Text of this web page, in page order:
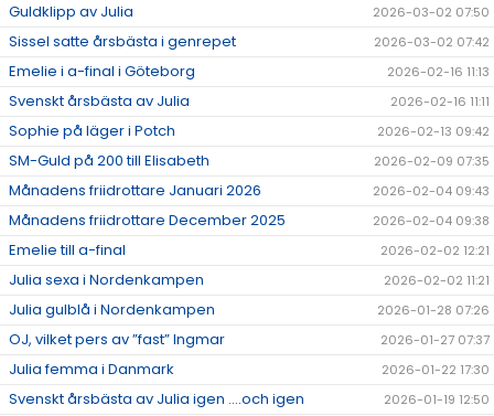
Guldklipp av Julia 2026-03-02 07:50
Sissel satte årsbästa i genrepet 2026-03-02 07:42
Emelie i a-final i Göteborg 2026-02-16 11:13
Svenskt årsbästa av Julia 2026-02-16 11:11
Sophie på läger i Potch 2026-02-13 09:42
SM-Guld på 200 till Elisabeth 2026-02-09 07:35
Månadens friidrottare Januari 2026 2026-02-04 09:43
Månadens friidrottare December 2025 2026-02-04 09:38
Emelie till a-final 2026-02-02 12:21
Julia sexa i Nordenkampen 2026-02-02 11:21
Julia gulblå i Nordenkampen 2026-01-28 07:26
OJ, vilket pers av ”fast” Ingmar 2026-01-27 07:37
Julia femma i Danmark 2026-01-22 17:30
Svenskt årsbästa av Julia igen ….och igen 2026-01-19 12:50